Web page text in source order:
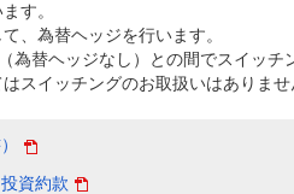
す。
て、為替ヘッジを行います。
為替ヘッジなし）との間でスイッ
スイッチングのお取扱いはありま
資約款